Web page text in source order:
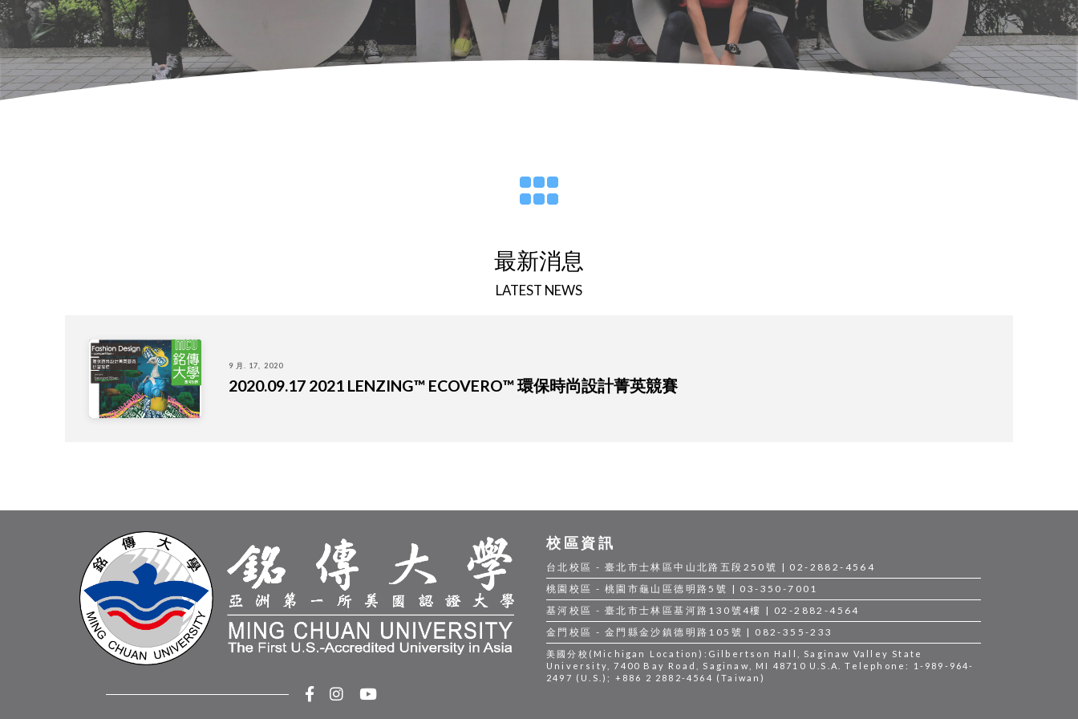
最新消息
LATEST NEWS
9 月. 17, 2020
2020.09.17 2021 LENZING™ ECOVERO™ 環保時尚設計菁英競賽
校區資訊
台北校區 - 臺北市士林區中山北路五段250號 | 02-2882-4564
桃園校區 - 桃園市龜山區德明路5號 | 03-350-7001
基河校區 - 臺北市士林區基河路130號4樓 | 02-2882-4564
金門校區 - 金門縣金沙鎮德明路105號 | 082-355-233
美國分校(Michigan Location):Gilbertson Hall, Saginaw Valley State
University, 7400 Bay Road, Saginaw, MI 48710 U.S.A. Telephone: 1-989-964-
2497 (U.S.); +886 2 2882-4564 (Taiwan)